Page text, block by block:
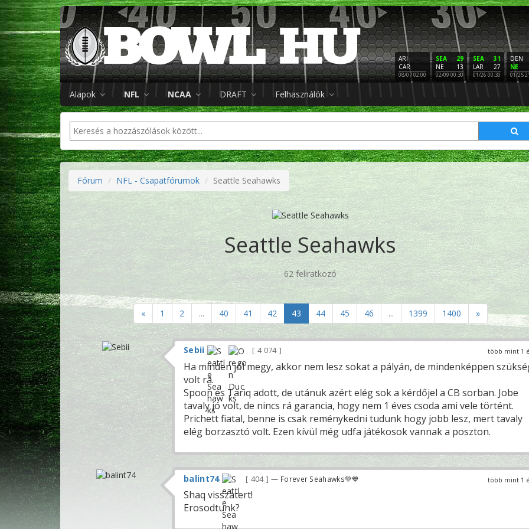
ARI
CAR
08/07 02:00
29
SEA
13
NE
02/09 00:30
31
SEA
27
LAR
01/26 00:30
DEN
NE
01/25
Alapok NFL NCAA DRAFT Felhasználók
Fórum NFL - Csapatfórumok Seattle Seahawks
Seattle Seahawks
62 feliratkozó
« 1 2 ... 40 41 42 43 44 45 46 ... 1399 1400 »
több mint 1
Sebii 4 074
Ha minden jól megy, akkor nem lesz sokat a pályán, de mindenképpen
volt rá.
Spoon és Tariq adott, de utánuk azért elég sok a kérdőjel a CB sorban. Jobe
tavaly jó volt, de nincs rá garancia, hogy nem 1 éves csoda ami vele történt.
Prichett fiatal, benne is csak reménykedni tudunk hogy jobb lesz, mert tavaly
elég borzasztó volt. Ezen kívül még udfa játékosok vannak a poszton.
több mint 1
balint74 404 — Forever Seahawks💚💙
Shaq visszatert!
Erosodtunk?